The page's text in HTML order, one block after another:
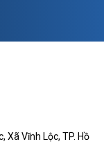
Xã Vĩnh Lộc, TP. Hồ